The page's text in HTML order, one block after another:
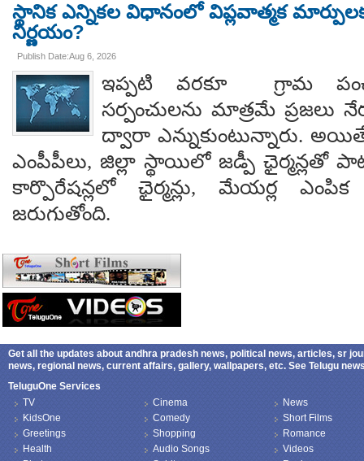
స్థానిక ఎన్నికల విధానంలో విప్లవాత్మక
నిర్ణయం?
Publish Date:Aug 6, 2026
ఇప్పటి వరకూ గ్రామ
సర్పంచులను మాత్రమే ప్రజలు
ద్వారా ఎన్నుకుంటున్నారు.
ఎంపీపీలు, జిల్లా స్థాయిలో జడ్పీ ఛైర్మన్లతో
కార్పొరేషన్లలో ఛైర్మన్లు, మేయర్ల ఎంపిక
జరుగుతోంది.
Get all the updates about andhra pradesh news, political news, articles, sr
news, regional news, current affairs, gallery, wallpapers, etc. See Telugu
TeluguOne Services
TV
KidsOne
Greetings
Health
Cinema
Comedy
Shopping
Audio Songs
News
Short Films
Romance
Videos